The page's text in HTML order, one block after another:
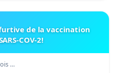
furtive de la vaccination
COV-2!
…